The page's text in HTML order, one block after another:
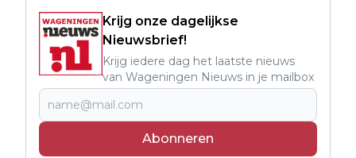
Krijg onze dagelijkse
Nieuwsbrief!
Krijg iedere dag het laatste nieuws
van Wageningen Nieuws in je mailbox
Abonneren